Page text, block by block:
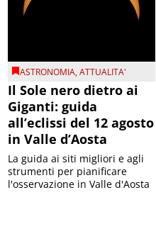
ASTRONOMIA,ATTUALITA'
Il Sole nero dietro ai
Giganti: guida
all’eclissi del 12 agosto
in Valle d’Aosta
La guida ai siti migliori e agli
strumenti per pianificare
l'osservazione in Valle d'Aosta